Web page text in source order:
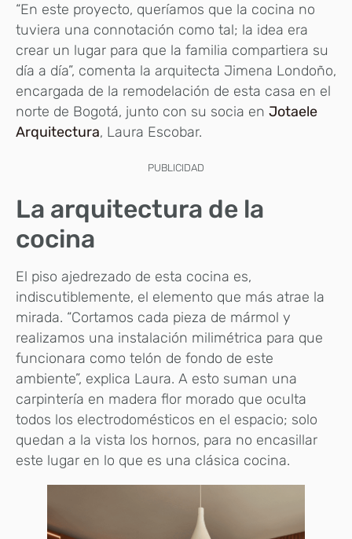
“En este proyecto, queríamos que la cocina no
tuviera una connotación como tal; la idea era
crear un lugar para que la familia compartiera su
día a día”, comenta la arquitecta Jimena Londoño,
encargada de la remodelación de esta casa en el
norte de Bogotá, junto con su socia en Jotaele
Arquitectura, Laura Escobar.
PUBLICIDAD
La arquitectura de la
cocina
El piso ajedrezado de esta cocina es,
indiscutiblemente, el elemento que más atrae la
mirada. “Cortamos cada pieza de mármol y
realizamos una instalación milimétrica para que
funcionara como telón de fondo de este
ambiente”, explica Laura. A esto suman una
carpintería en madera flor morado que oculta
todos los electrodomésticos en el espacio; solo
quedan a la vista los hornos, para no encasillar
este lugar en lo que es una clásica cocina.